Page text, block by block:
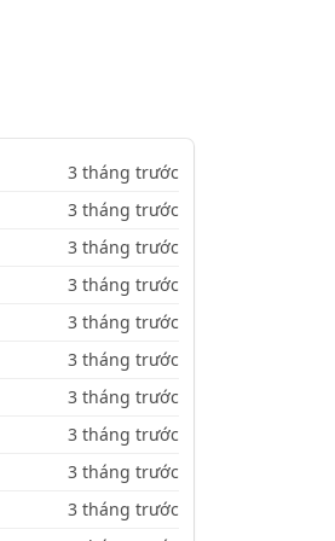
3 tháng trước
3 tháng trước
3 tháng trước
3 tháng trước
3 tháng trước
3 tháng trước
3 tháng trước
3 tháng trước
3 tháng trước
3 tháng trước